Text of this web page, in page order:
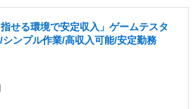
せる環境で安定収入」ゲームテスタ
ンプル作業/高収入可能/安定勤務